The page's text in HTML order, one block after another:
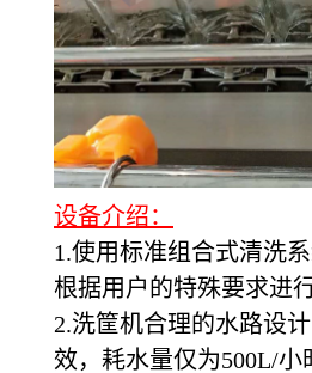
设备介绍：
1.使用标准组合式清洗
根据用户的特殊要求进
2.洗筐机合理的水路设
效，耗水量仅为500L/小